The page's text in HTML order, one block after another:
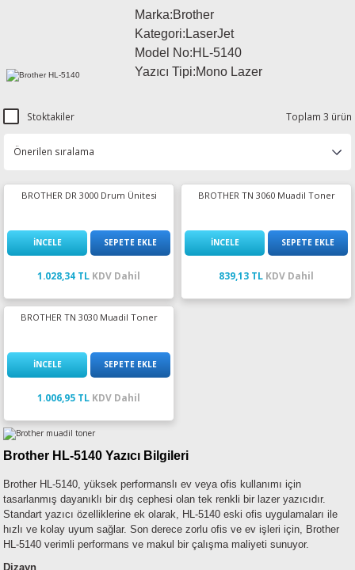
Marka:Brother
Kategori:LaserJet
Model No:HL-5140
Yazıcı Tipi:Mono Lazer
Stoktakiler Toplam 3 ürün
BROTHER DR 3000 Drum Ünitesi
İNCELE SEPETE EKLE
1.028,34 TL KDV Dahil
BROTHER TN 3060 Muadil Toner
İNCELE SEPETE EKLE
839,13 TL KDV Dahil
BROTHER TN 3030 Muadil Toner
İNCELE SEPETE EKLE
1.006,95 TL KDV Dahil
Brother HL-5140 Yazıcı Bilgileri
Brother HL-5140, yüksek performanslı ev veya ofis kullanımı için
tasarlanmış dayanıklı bir dış cephesi olan tek renkli bir lazer yazıcıdır.
Standart yazıcı özelliklerine ek olarak, HL-5140 eski ofis uygulamaları ile
hızlı ve kolay uyum sağlar. Son derece zorlu ofis ve ev işleri için, Brother
HL-5140 verimli performans ve makul bir çalışma maliyeti sunuyor.
Dizayn